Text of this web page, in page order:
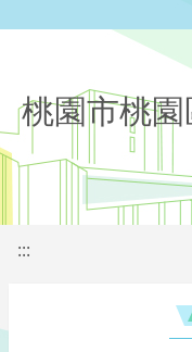
桃園市桃
:::